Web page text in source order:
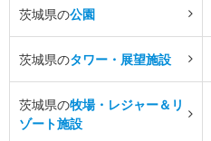
茨城県の公園
茨城県のタワー・展望施設
茨城県の牧場・レジャー＆リ
ゾート施設